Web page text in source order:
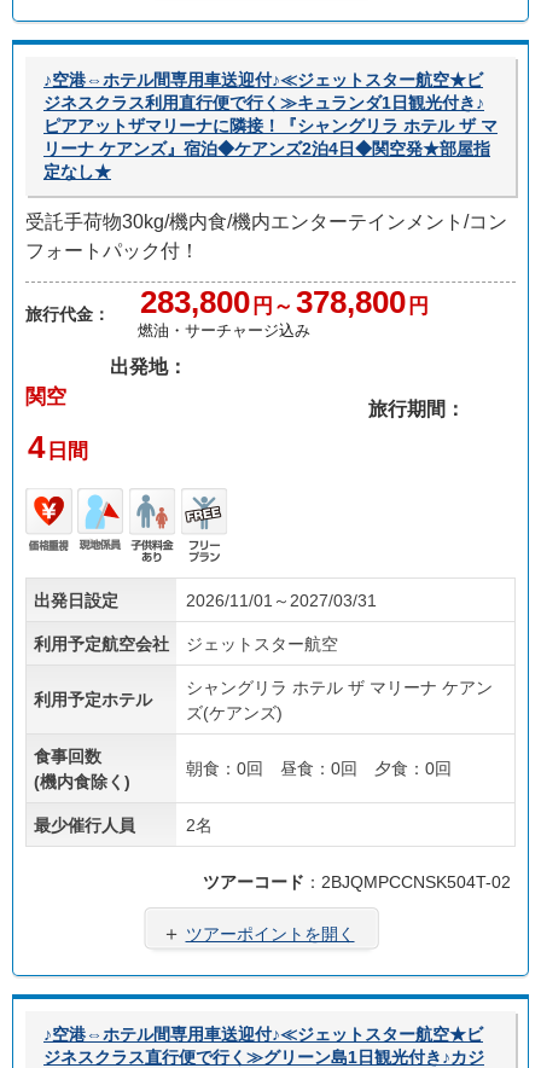
♪空港⇔ホテル間専用車送迎付♪≪ジェットスター航空★ビ
ジネスクラス利用直行便で行く≫キュランダ1日観光付き♪
ピアアットザマリーナに隣接！『シャングリラ ホテル ザ マ
リーナ ケアンズ』宿泊◆ケアンズ2泊4日◆関空発★部屋指
定なし★
受託手荷物30kg/機内食/機内エンターテインメント/コン
フォートパック付！
旅行代金： 283,800 円～ 378,800 円
燃油・サーチャージ込み
出発地：
関空
旅行期間：
4 日間
価格
重視
現地
係員
子供
あり
フリ
ープ
ラン
出発日設定 2026/11/01～2027/03/31
利用予定航空会社 ジェットスター航空
利用予定ホテル
シャングリラ ホテル ザ マリーナ ケアン
ズ(ケアンズ)
食事回数
(機内食除く)
朝食：0回 昼食：0回 夕食：0回
最少催行人員 2名
ツアーコード ：2BJQMPCCNSK504T-02
＋ ツアーポイントを開く
♪空港⇔ホテル間専用車送迎付♪≪ジェットスター航空★ビ
ジネスクラス直行便で行く≫グリーン島1日観光付き♪カジ